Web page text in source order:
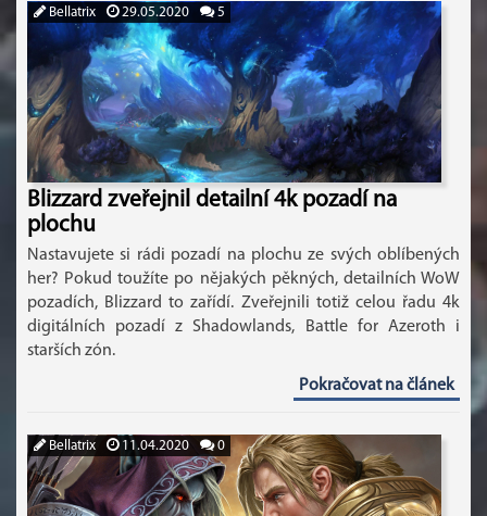
Bellatrix 29.05.2020 5
Blizzard zveřejnil detailní 4k pozadí na
plochu
Nastavujete si rádi pozadí na plochu ze svých oblíbených
her? Pokud toužíte po nějakých pěkných, detailních WoW
pozadích, Blizzard to zařídí. Zveřejnili totiž celou řadu 4k
digitálních pozadí z Shadowlands, Battle for Azeroth i
starších zón.
Pokračovat na článek
Bellatrix 11.04.2020 0